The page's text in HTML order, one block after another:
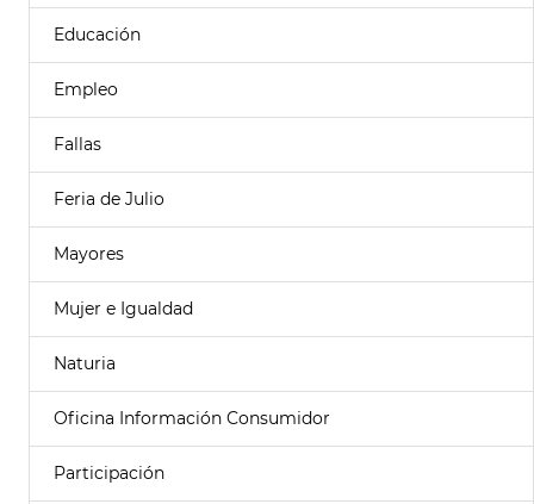
Educación
Empleo
Fallas
Feria de Julio
Mayores
Mujer e Igualdad
Naturia
Oficina Información Consumidor
Participación